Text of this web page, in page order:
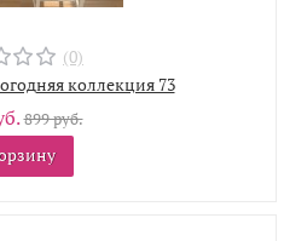
(0)
коллекция 73
899 руб.